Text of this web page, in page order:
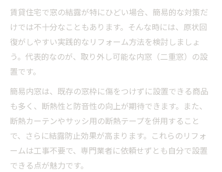
賃貸住宅で窓の結露が特にひどい場合、簡易的な対策だ
けでは不十分なこともあります。そんな時には、原状回
復がしやすい実践的なリフォーム方法を検討しましょ
う。代表的なのが、取り外し可能な内窓（二重窓）の設
置です。
簡易内窓は、既存の窓枠に傷をつけずに設置できる商品
も多く、断熱性と防音性の向上が期待できます。また、
断熱カーテンやサッシ用の断熱テープを併用すること
で、さらに結露防止効果が高まります。これらのリフォ
ームは工事不要で、専門業者に依頼せずとも自分で設置
できる点が魅力です。